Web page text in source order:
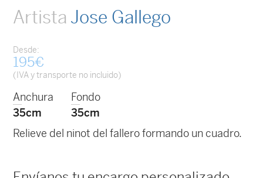
Artista Jose Gallego
Desde:
195€
(IVA y transporte no incluido)
Anchura
35cm
Fondo
35cm
Relieve del ninot del fallero formando un cuadro.